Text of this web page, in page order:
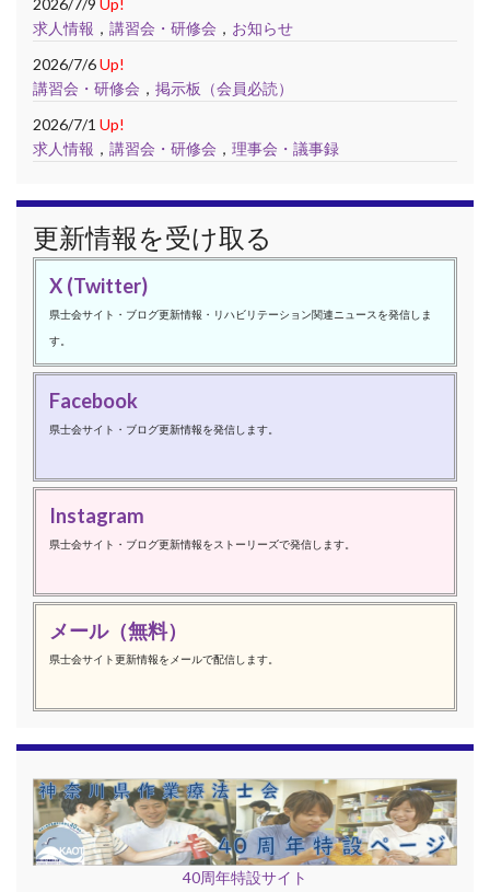
2026/7/9 Up!
求人情報 ， 講習会・研修会 ， お知らせ
2026/7/6Up!
講習会・研修会 ， 掲示板（会員必読）
2026/7/1 Up!
求人情報 ， 講習会・研修会 ， 理事会・議事録
更新情報を受け取る
X (Twitter)
県士会サイト・ブログ更新情報・リハビリテーション関連ニュースを発信しま
す。
Facebook
県士会サイト・ブログ更新情報を発信します。
Instagram
県士会サイト・ブログ更新情報をストーリーズで発信します。
メール（無料）
県士会サイト更新情報をメールで配信します。
40周年特設サイト